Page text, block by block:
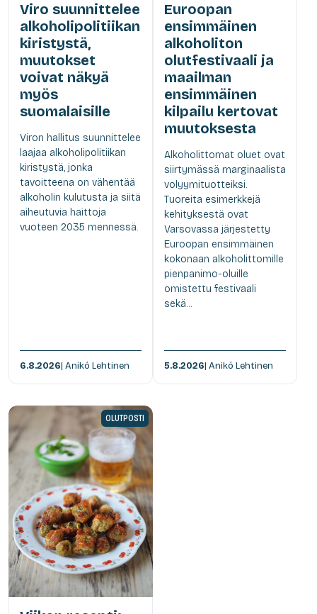
Viro suunnittelee
alkoholipolitiikan
kiristystä,
muutokset
voivat näkyä
myös
suomalaisille
Viron hallitus suunnittelee
laajaa alkoholipolitiikan
kiristystä, jonka
tavoitteena on vähentää
alkoholin kulutusta ja siitä
aiheutuvia haittoja
vuoteen 2035 mennessä.
6.8.2026| Anikó Lehtinen
Euroopan
ensimmäinen
alkoholiton
olutfestivaali ja
maailman
ensimmäinen
kilpailu kertovat
muutoksesta
Alkoholittomat oluet ovat
siirtymässä marginaalista
volyymituotteiksi.
Tuoreita esimerkkejä
kehityksestä ovat
Varsovassa järjestetty
Euroopan ensimmäinen
kokonaan alkoholittomille
pienpanimo-oluille
omistettu festivaali
sekä...
5.8.2026| Anikó Lehtinen
OLUTPOSTI